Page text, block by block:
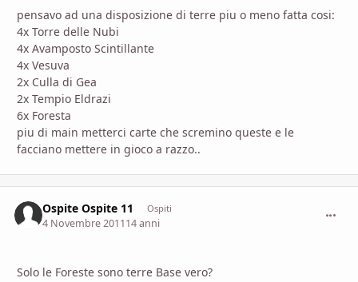
pensavo ad una disposizione di terre piu o meno fatta cosi:
4x Torre delle Nubi
4x Avamposto Scintillante
4x Vesuva
2x Culla di Gea
2x Tempio Eldrazi
6x Foresta
piu di main metterci carte che scremino queste e le
facciano mettere in gioco a razzo..
Ospite Ospite 11 Ospiti
4 Novembre 201114 anni
Solo le Foreste sono terre Base vero?